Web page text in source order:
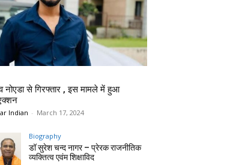
नोएडा से गिरफ्तार , इस मामले में हुआ
Indian - March 17, 2024
Biography
डॉ सुरेश चन्द नागर – प्रेरक राजनीतिक
व्यक्तित्व एवंम शिक्षाविद